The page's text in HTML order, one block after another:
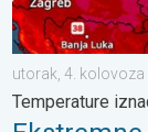
utorak, 4. kolovoza
Temperature